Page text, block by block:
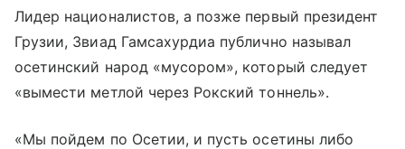
Лидер националистов, а позже первый президент
Грузии, Звиад Гамсахурдиа публично называл
осетинский народ «мусором», который следует
«вымести метлой через Рокский тоннель».
«Мы пойдем по Осетии, и пусть осетины либо